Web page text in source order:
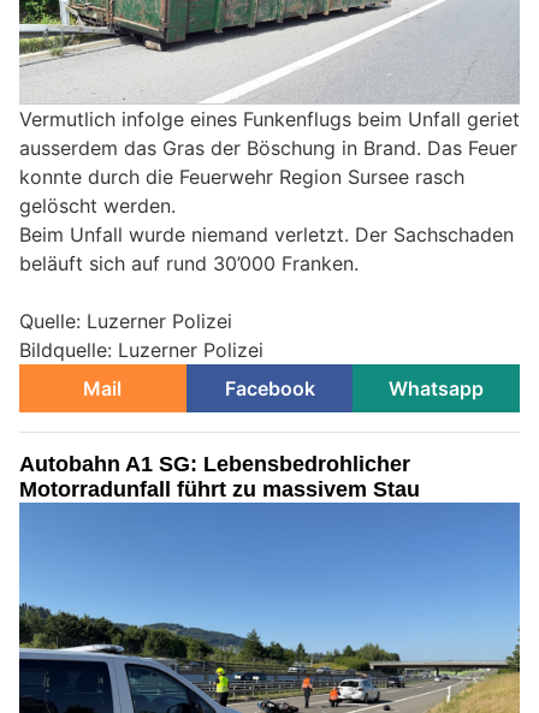
Vermutlich infolge eines Funkenflugs beim Unfall geriet
ausserdem das Gras der Böschung in Brand. Das Feuer
konnte durch die Feuerwehr Region Sursee rasch
gelöscht werden.
Beim Unfall wurde niemand verletzt. Der Sachschaden
beläuft sich auf rund 30’000 Franken.
Quelle: Luzerner Polizei
Bildquelle: Luzerner Polizei
Mail
Facebook Whatsapp
Autobahn A1 SG: Lebensbedrohlicher
Motorradunfall führt zu massivem Stau